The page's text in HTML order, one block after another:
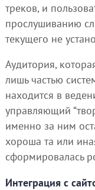
треков, и
прослушиванию
текущего не
Аудитория,
лишь частью
находится в
управляющий
именно за ним
хороша та или
сформировалась
Интеграция с